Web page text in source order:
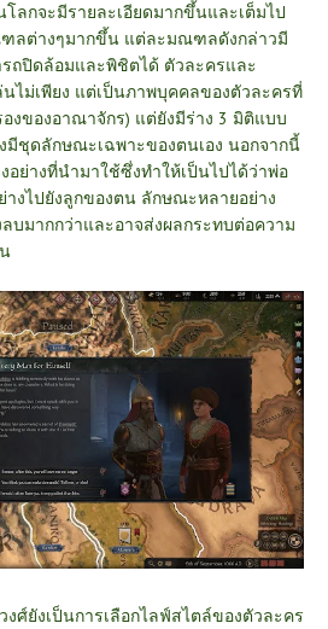
ลกจะมีรายละเอียดมากขึ้นและเต็มไป
ลต่างๆมากขึ้น แต่ละมณฑลดังกล่าวมี
ถปิดล้อมและพิชิตได้ ตัวละครและ
นไม่เพียง แต่เป็นภาพบุคคลของตัวละครที่
องของอาณาจักร) แต่ยังมีร่าง 3 มิติแบบ
มีชุดลักษณะเฉพาะของตนเอง นอกจากนี้
ย่างที่นำมาใช้ซึ่งทำให้เป็นไปได้ว่าพ่อ
งไปยังลูกของตน ลักษณะหลายอย่าง
ลบมากกว่าและอาจส่งผลกระทบต่อความ
งศ์ยังเป็นการเลือกไลฟ์สไตล์ของตัวละคร